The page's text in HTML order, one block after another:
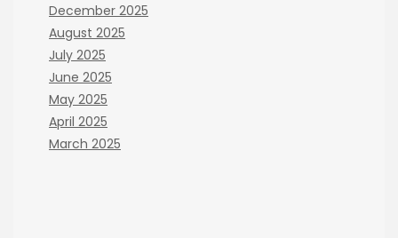
December 2025
August 2025
July 2025
June 2025
May 2025
April 2025
March 2025